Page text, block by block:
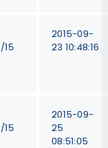
15
2015-09-
23 10:48:16
15
2015-09-
25
08:51:05